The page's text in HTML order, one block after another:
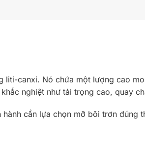
canxi. Nó chứa một lượng cao
nghiệt như tải trọng cao, quay
cần lựa chọn mỡ bôi trơn đúng